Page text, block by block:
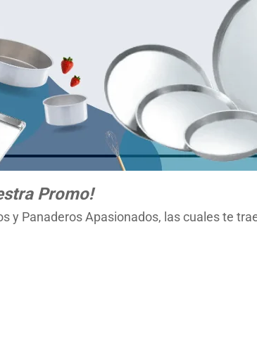
Promo!
y Panaderos Apasionados, las cuales te